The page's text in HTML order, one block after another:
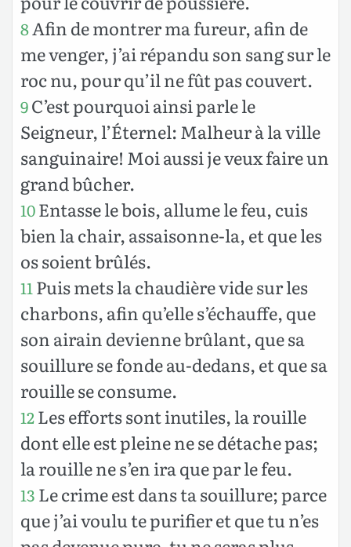
8Afin de montrer ma fureur, afin de
me venger, j’ai répandu son sang sur le
roc nu, pour qu’il ne fût pas couvert.
9C’est pourquoi ainsi parle le
Seigneur, l’Éternel: Malheur à la ville
sanguinaire! Moi aussi je veux faire un
grand bûcher.
10Entasse le bois, allume le feu, cuis
bien la chair, assaisonne-la, et que les
os soient brûlés.
11 Puis mets la chaudière vide sur les
charbons, afin qu’elle s’échauffe, que
son airain devienne brûlant, que sa
souillure se fonde au-dedans, et que sa
rouille se consume.
12Les efforts sont inutiles, la rouille
dont elle est pleine ne se détache pas;
la rouille ne s’en ira que par le feu.
13 Le crime est dans ta souillure; parce
que j’ai voulu te purifier et que tu n’es